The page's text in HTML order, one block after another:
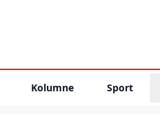
Kolumne Sport